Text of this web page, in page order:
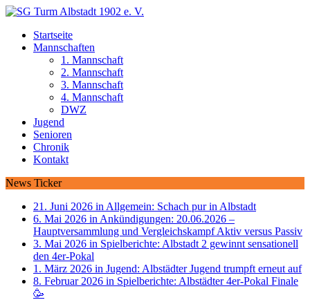
Startseite
Mannschaften
1. Mannschaft
2. Mannschaft
3. Mannschaft
4. Mannschaft
DWZ
Jugend
Senioren
Chronik
Kontakt
News Ticker
21. Juni 2026 in Allgemein: Schach pur in Albstadt
6. Mai 2026 in Ankündigungen: 20.06.2026 –
Hauptversammlung und Vergleichskampf Aktiv versus Passiv
3. Mai 2026 in Spielberichte: Albstadt 2 gewinnt sensationell
den 4er-Pokal
1. März 2026 in Jugend: Albstädter Jugend trumpft erneut auf
8. Februar 2026 in Spielberichte: Albstädter 4er-Pokal Finale
🥳